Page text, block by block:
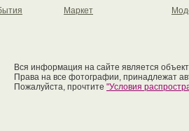
Маркет
Вся информация на сайте является
Права на все фотографии, принадлежат
Пожалуйста, прочтите "Условия